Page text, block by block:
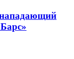
нападающий